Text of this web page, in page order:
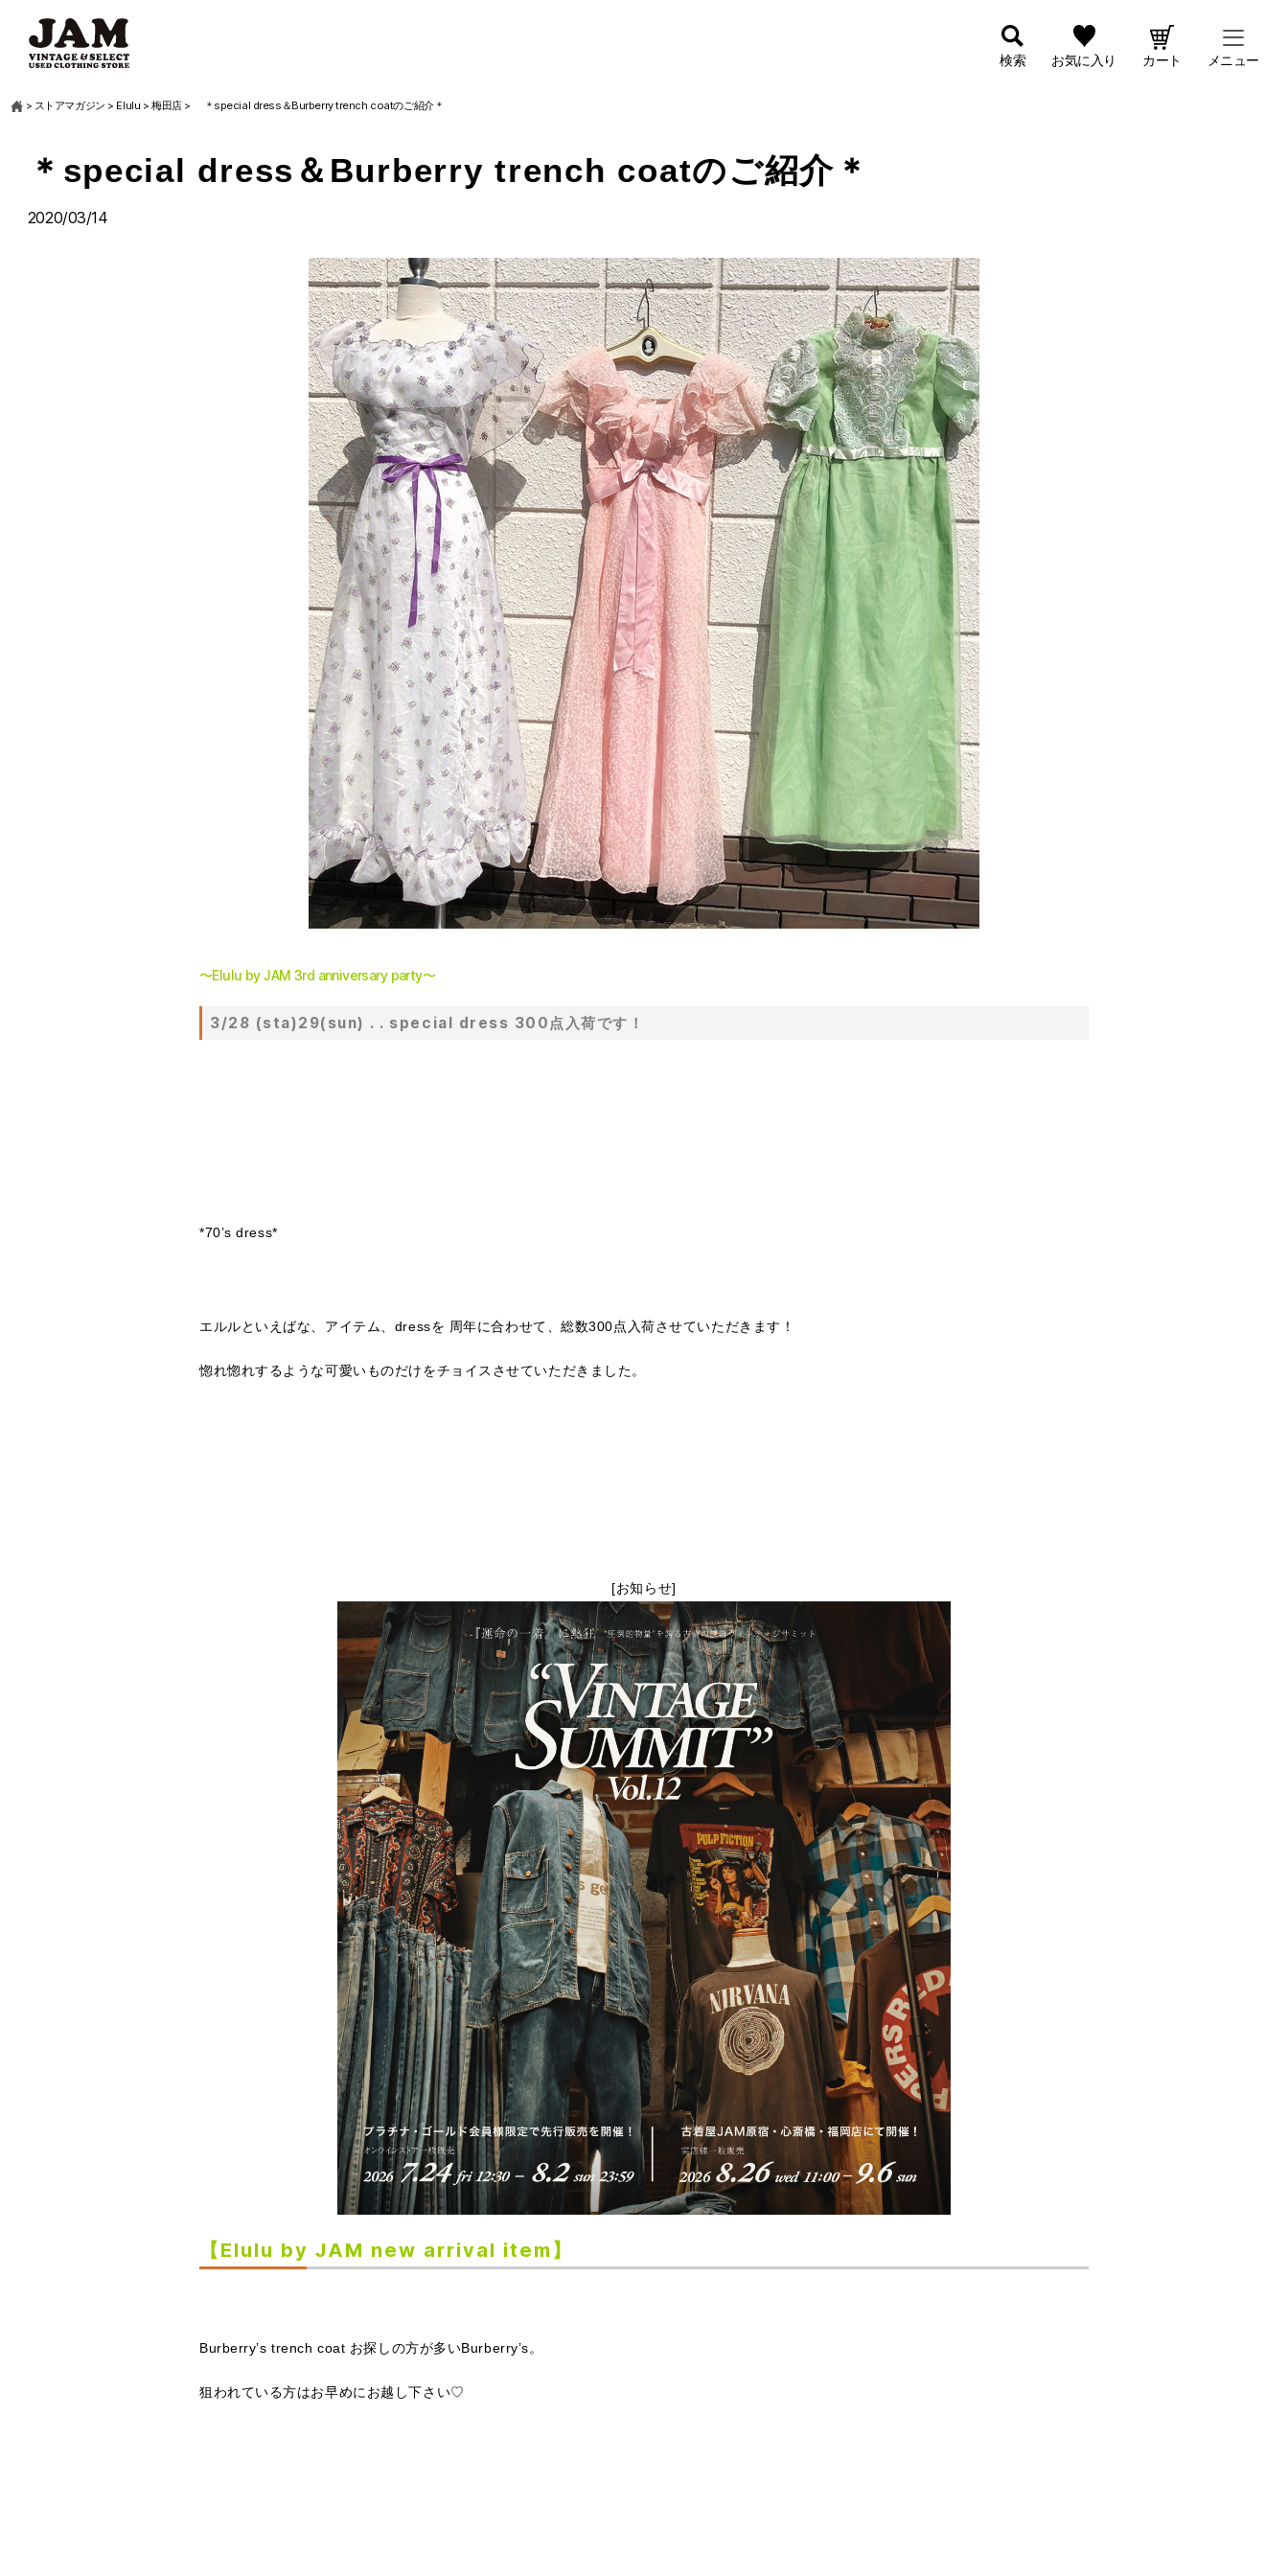
検索 お気に入り カート メニュー
> ストアマガジン > Elulu > 梅田店> ＊special dress＆Burberry trench coatのご紹介＊
＊special dress＆Burberry trench coatのご紹介＊
2020/03/14
〜Elulu by JAM 3rd anniversary party〜
3/28 (sta)29(sun) . . special dress 300点入荷です！
*70’s dress*
エルルといえばな、アイテム、dressを 周年に合わせて、総数300点入荷させていただきます！
惚れ惚れするような可愛いものだけをチョイスさせていただきました。
[お知らせ]
【Elulu by JAM new arrival item】
Burberry’s trench coat お探しの方が多いBurberry’s。
狙われている方はお早めにお越し下さい♡